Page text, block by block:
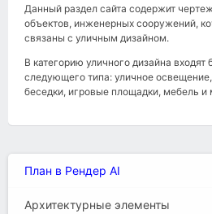
Данный раздел сайта содержит
объектов, инженерных сооружений,
связаны с уличным дизайном.
В категорию уличного дизайна
следующего типа: уличное освещение,
беседки, игровые площадки, мебель и
План в Рендер AI
Архитектурные элементы